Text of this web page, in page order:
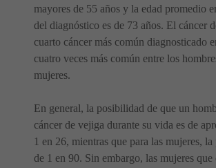
mayores de 55 años y la edad promedio
del diagnóstico es de 73 años. El cáncer
cuarto cáncer más común diagnosticado
cuatro veces más común entre los
mujeres.
En general, la posibilidad de que un
cáncer de vejiga durante su vida es de
1 en 26, mientras que para las mujeres,
de 1 en 90. Sin embargo, las mujeres que